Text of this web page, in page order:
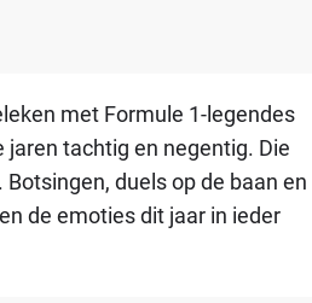
met Formule 1-legendes
jaren tachtig en negentig. Die
duels op de baan en
de emoties dit jaar in ieder